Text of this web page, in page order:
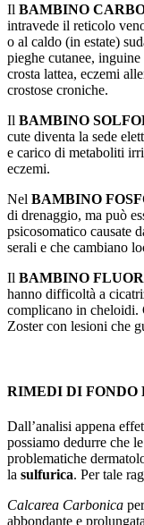
Il BAMBINO
intravede il reticolo
o al caldo (in estate)
pieghe cutanee,
crosta lattea, eczemi
crostose croniche.
Il BAMBINO
cute diventa la sede
e carico di metaboliti
eczemi.
Nel BAMBINO
di drenaggio, ma può
psicosomatico causate
serali e che cambiano
Il BAMBINO
hanno difficoltà a
complicano in cheloidi.
Zoster con lesioni che
RIMEDI DI FONDO
Dall’analisi appena
possiamo dedurre che
problematiche
la sulfurica. Per tale
Calcarea Carbonica
abbondante e